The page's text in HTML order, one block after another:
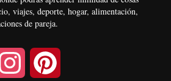
viajes, deporte, hogar, alimentación,
de pareja.